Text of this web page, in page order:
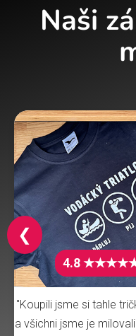
Naši
4.8
"Koupili jsme si tahle
a všichni jsme je
❮